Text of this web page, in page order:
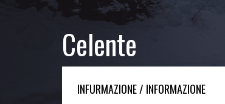
Celente
INFURMAZIONE / INFORMAZIONE